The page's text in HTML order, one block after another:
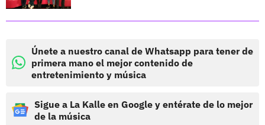
Únete a nuestro canal de Whatsapp para tener de
primera mano el mejor contenido de
entretenimiento y música
Sigue a La Kalle en Google y entérate de lo mejor
de la música